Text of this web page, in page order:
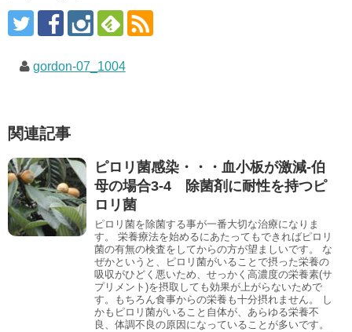
gordon-07_1004
関連記事
ピロリ菌感染・・・血小板が激減-伯
母の場合3-4 除菌剤に耐性を持つピ
ロリ菌
ピロリ菌を除菌する事が一番大切な治療になりま
す。 栄養療法を始めるにあたってもできればピロリ
菌の有無の検査をしてからの方が望ましいです。 な
ぜかというと、ピロリ菌がいることで摂った栄養の
吸収がひどく悪いため、せっかく高濃度の栄養素(サ
プリメント)を摂取しても効果が上がらないためで
す。もちろん食事からの栄養も十分摂れません。 し
かもピロリ菌がいること自体が、あらゆる栄養不
良、体調不良の原因になっていることが多いです。